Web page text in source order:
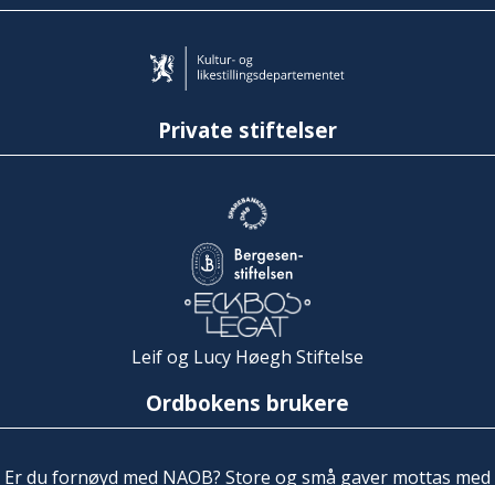
Private stiftelser
Leif og Lucy Høegh Stiftelse
Ordbokens brukere
Er du fornøyd med NAOB? Store og små gaver mottas med